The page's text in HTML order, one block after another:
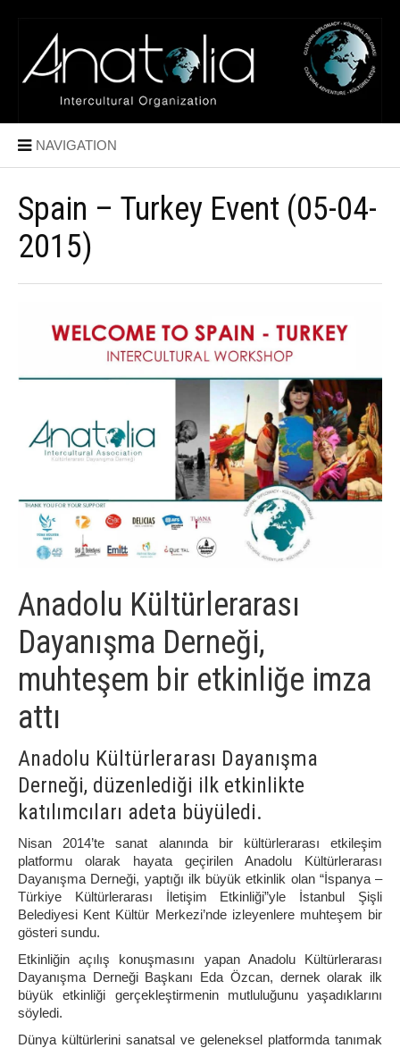
NAVIGATION
Spain – Turkey Event (05-04-
2015)
Anadolu Kültürlerarası
Dayanışma Derneği,
muhteşem bir etkinliğe imza
attı
Anadolu Kültürlerarası Dayanışma
Derneği, düzenlediği ilk etkinlikte
katılımcıları adeta büyüledi.
Nisan 2014’te sanat alanında bir kültürlerarası etkileşim
platformu olarak hayata geçirilen Anadolu Kültürlerarası
Dayanışma Derneği, yaptığı ilk büyük etkinlik olan “İspanya –
Türkiye Kültürlerarası İletişim Etkinliği”yle İstanbul Şişli
Belediyesi Kent Kültür Merkezi’nde izleyenlere muhteşem bir
gösteri sundu.
Etkinliğin açılış konuşmasını yapan Anadolu Kültürlerarası
Dayanışma Derneği Başkanı Eda Özcan, dernek olarak ilk
büyük etkinliği gerçekleştirmenin mutluluğunu yaşadıklarını
söyledi.
Dünya kültürlerini sanatsal ve geleneksel platformda tanımak